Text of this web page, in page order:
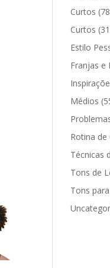
Curtos
Curtos
Estilo
Franjas e
Médios
Rotina de
Técnicas
Tons de
Tons